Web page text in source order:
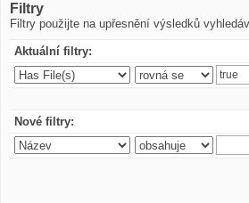
Filtry
Filtry použijte na upřesnění výsledků
Aktuální filtry:
Nové filtry: